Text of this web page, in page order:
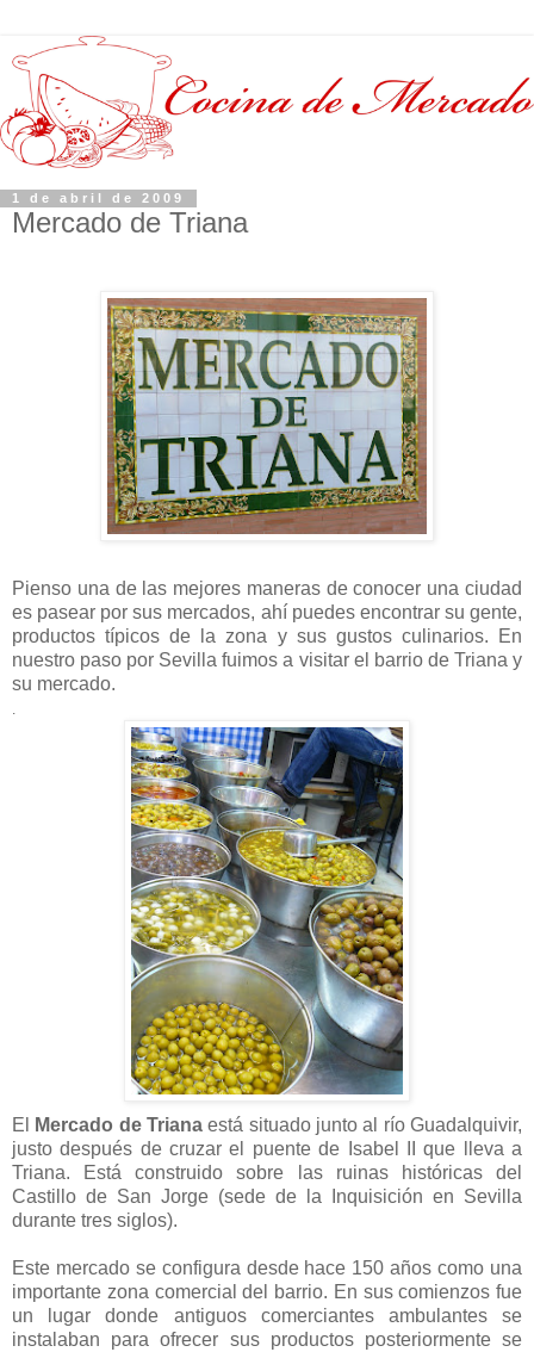
1 de abril de 2009
Mercado de Triana
Pienso una de las mejores maneras de conocer una ciudad
es pasear por sus mercados, ahí puedes encontrar su gente,
productos típicos de la zona y sus gustos culinarios. En
nuestro paso por Sevilla fuimos a visitar el barrio de Triana y
su mercado.
.
El Mercado de Triana está situado junto al río Guadalquivir,
justo después de cruzar el puente de Isabel II que lleva a
Triana. Está construido sobre las ruinas históricas del
Castillo de San Jorge (sede de la Inquisición en Sevilla
durante tres siglos).
Este mercado se configura desde hace 150 años como una
importante zona comercial del barrio. En sus comienzos fue
un lugar donde antiguos comerciantes ambulantes se
instalaban para ofrecer sus productos posteriormente se